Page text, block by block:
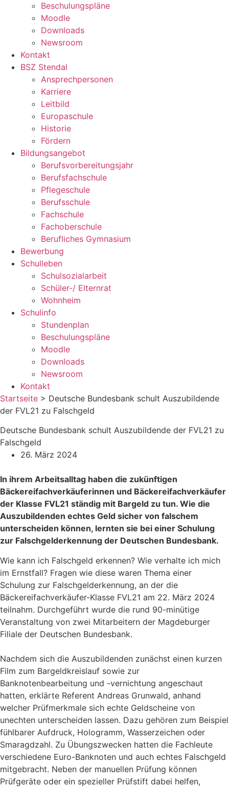
Beschulungspläne
Moodle
Downloads
Newsroom
Kontakt
BSZ Stendal
Ansprechpersonen
Karriere
Leitbild
Europaschule
Historie
Fördern
Bildungsangebot
Berufsvorbereitungsjahr
Berufsfachschule
Pflegeschule
Berufsschule
Fachschule
Fachoberschule
Berufliches Gymnasium
Bewerbung
Schulleben
Schulsozialarbeit
Schüler-/ Elternrat
Wohnheim
Schulinfo
Stundenplan
Beschulungspläne
Moodle
Downloads
Newsroom
Kontakt
Startseite > Deutsche Bundesbank schult Auszubildende
der FVL21 zu Falschgeld
Deutsche Bundesbank schult Auszubildende der FVL21 zu
Falschgeld
26. März 2024
In ihrem Arbeitsalltag haben die zukünftigen
Bäckereifachverkäuferinnen und Bäckereifachverkäufer
der Klasse FVL21 ständig mit Bargeld zu tun. Wie die
Auszubildenden echtes Geld sicher von falschem
unterscheiden können, lernten sie bei einer Schulung
zur Falschgelderkennung der Deutschen Bundesbank.
Wie kann ich Falschgeld erkennen? Wie verhalte ich mich
im Ernstfall? Fragen wie diese waren Thema einer
Schulung zur Falschgelderkennung, an der die
Bäckereifachverkäufer-Klasse FVL21 am 22. März 2024
teilnahm. Durchgeführt wurde die rund 90-minütige
Veranstaltung von zwei Mitarbeitern der Magdeburger
Filiale der Deutschen Bundesbank.
Nachdem sich die Auszubildenden zunächst einen kurzen
Film zum Bargeldkreislauf sowie zur
Banknotenbearbeitung und -vernichtung angeschaut
hatten, erklärte Referent Andreas Grunwald, anhand
welcher Prüfmerkmale sich echte Geldscheine von
unechten unterscheiden lassen. Dazu gehören zum Beispiel
fühlbarer Aufdruck, Hologramm, Wasserzeichen oder
Smaragdzahl. Zu Übungszwecken hatten die Fachleute
verschiedene Euro-Banknoten und auch echtes Falschgeld
mitgebracht. Neben der manuellen Prüfung können
Prüfgeräte oder ein spezieller Prüfstift dabei helfen,